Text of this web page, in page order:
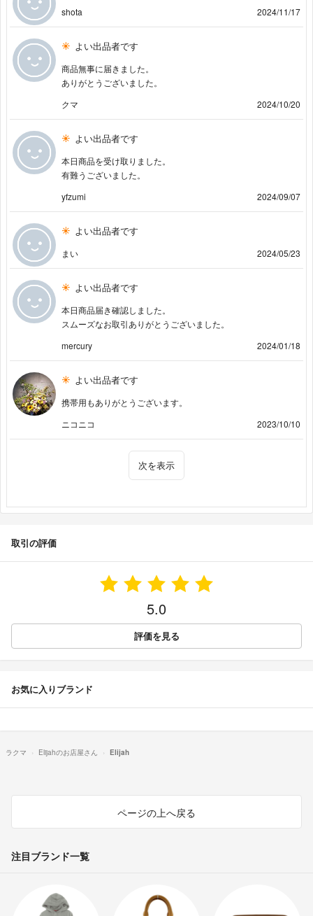
shota 2024/11/17
よい出品者です
商品無事に届きました。
ありがとうございました。
クマ
2024/10/20
よい出品者です
本日商品を受け取りました。
有難うございました。
yfzumi
2024/09/07
よい出品者です
まい 2024/05/23
よい出品者です
本日商品届き確認しました。
スムーズなお取引ありがとうございました。
mercury
2024/01/18
よい出品者です
携帯用もありがとうございます。
ニコニコ
2023/10/10
次を表示
取引の評価
5.0
評価を見る
お気に入りブランド
ラクマ Elijahのお店屋さん Elijah
ページの上へ戻る
注目ブランド一覧